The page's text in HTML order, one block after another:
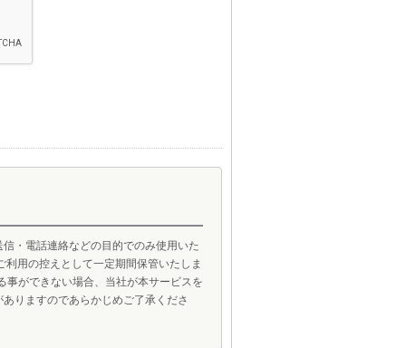
・電話連絡などの目的でのみ使用いた
用の控えとして一定期間保管いたしま
事ができない場合、当社が本サービスを
りますのであらかじめご了承くださ